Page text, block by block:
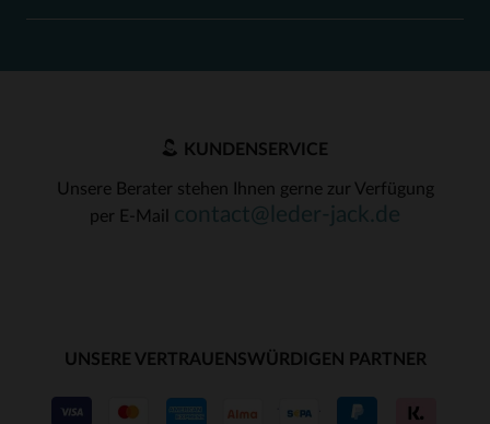
KUNDENSERVICE
Unsere Berater stehen Ihnen gerne zur Verfügung
per E-Mail contact@leder-jack.de
UNSERE VERTRAUENSWÜRDIGEN PARTNER